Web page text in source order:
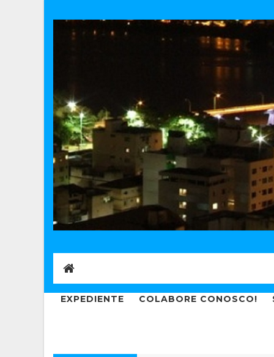
EXPEDIENTE COLABORE CONOSCO!